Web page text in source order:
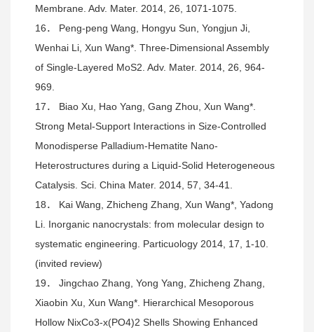
Membrane. Adv. Mater. 2014, 26, 1071-1075.
16． Peng-peng Wang, Hongyu Sun, Yongjun Ji,
Wenhai Li, Xun Wang*. Three-Dimensional Assembly
of Single-Layered MoS2. Adv. Mater. 2014, 26, 964-
969.
17． Biao Xu, Hao Yang, Gang Zhou, Xun Wang*.
Strong Metal-Support Interactions in Size-Controlled
Monodisperse Palladium-Hematite Nano-
Heterostructures during a Liquid-Solid Heterogeneous
Catalysis. Sci. China Mater. 2014, 57, 34-41.
18． Kai Wang, Zhicheng Zhang, Xun Wang*, Yadong
Li. Inorganic nanocrystals: from molecular design to
systematic engineering. Particuology 2014, 17, 1-10.
(invited review)
19． Jingchao Zhang, Yong Yang, Zhicheng Zhang,
Xiaobin Xu, Xun Wang*. Hierarchical Mesoporous
Hollow NixCo3-x(PO4)2 Shells Showing Enhanced